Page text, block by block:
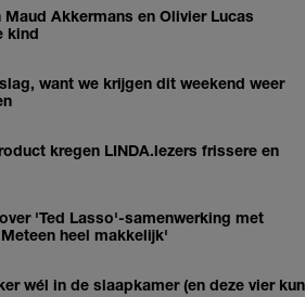
Akkermans en Olivier Lucas
kind
want we krijgen dit weekend weer
kregen LINDA.lezers frissere en
'Ted Lasso'-samenwerking met
heel makkelijk'
wél in de slaapkamer (en deze vier kun